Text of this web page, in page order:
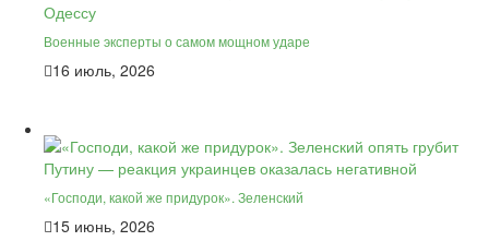
Военные эксперты о самом мощном ударе
16 июль, 2026
«Господи, какой же придурок». Зеленский
15 июнь, 2026